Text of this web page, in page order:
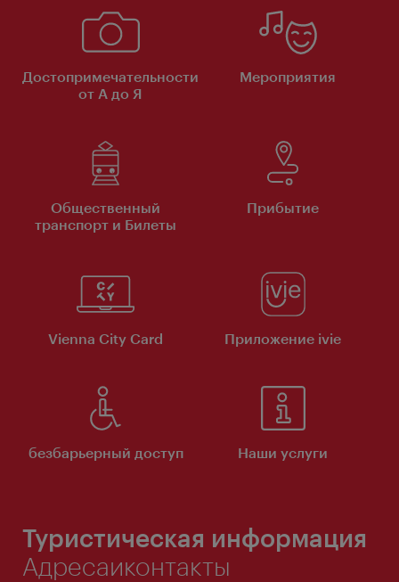
Достопримечательности
от А до Я
Мероприятия
Общественный
транспорт и Билеты
Прибытие
Vienna City Card Приложение ivie
безбарьерный доступ Наши услуги
Туристическая информация
Адресаиконтакты